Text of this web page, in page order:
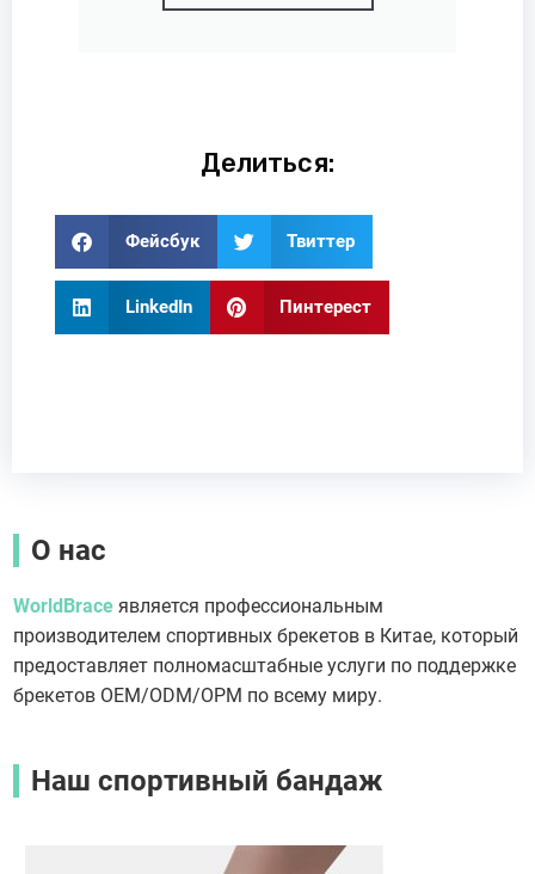
Делиться:
Фейсбук Твиттер
LinkedIn Пинтерест
О нас
WorldBrace является профессиональным
производителем спортивных брекетов в Китае, который
предоставляет полномасштабные услуги по поддержке
брекетов OEM/ODM/OPM по всему миру.
Наш спортивный бандаж